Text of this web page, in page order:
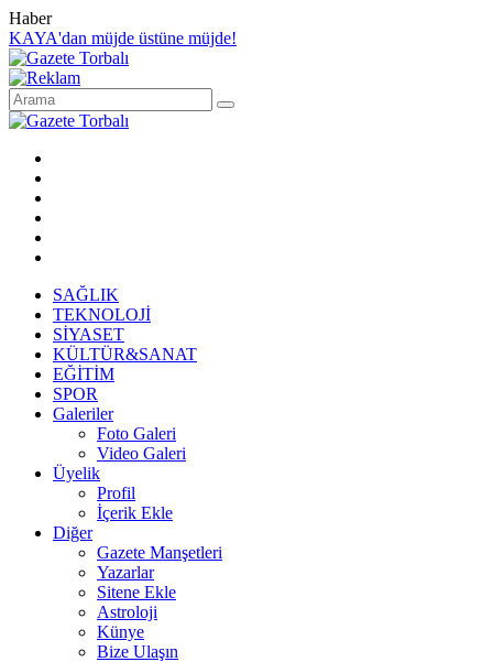
Haber
KAYA'dan müjde üstüne müjde!
SAĞLIK
TEKNOLOJİ
SİYASET
KÜLTÜR&SANAT
EĞİTİM
SPOR
Galeriler
Foto Galeri
Video Galeri
Üyelik
Profil
İçerik Ekle
Diğer
Gazete Manşetleri
Yazarlar
Sitene Ekle
Astroloji
Künye
Bize Ulaşın